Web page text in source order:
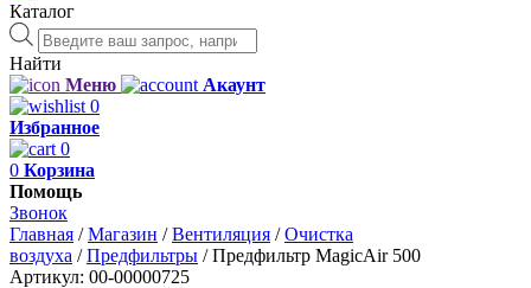
Каталог
Поиск
товаров
Найти
Меню
Акаунт
0
Избранное
0
0 Корзина
Помощь
Звонок
Главная /Магазин /Вентиляция /Очистка
воздуха /Предфильтры /Предфильтр MagicAir 500
Артикул: 00-00000725